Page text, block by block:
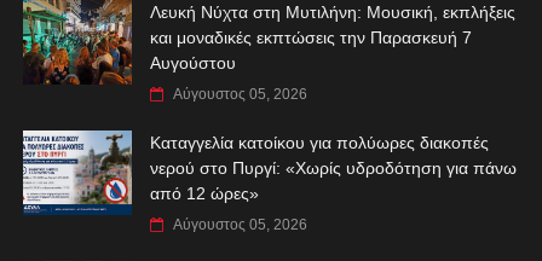
Λευκή Νύχτα στη Μυτιλήνη: Μουσική, εκπλήξεις
και μοναδικές εκπτώσεις την Παρασκευή 7
Αυγούστου
Αύγουστος 05, 2026
Καταγγελία κατοίκου για πολύωρες διακοπές
νερού στο Πυργί: «Χωρίς υδροδότηση για πάνω
από 12 ώρες»
Αύγουστος 05, 2026